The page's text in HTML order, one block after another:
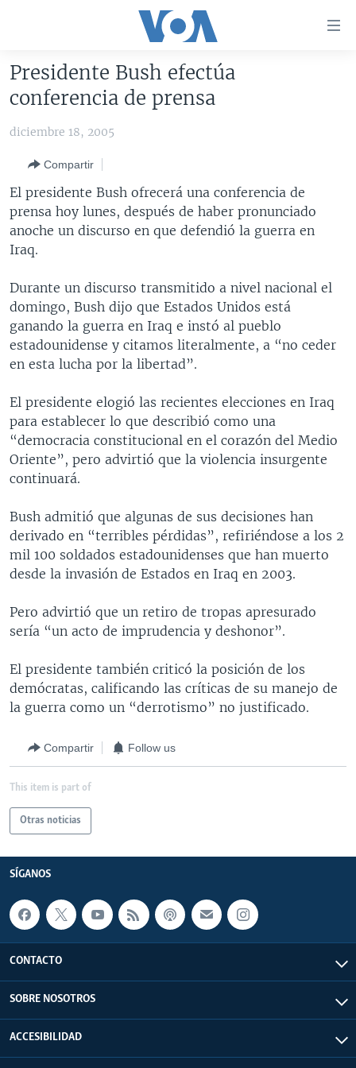
accesibilidad
al
contenido
Salte
navegador
principal
Salte
AMÉRICA DEL NORTE
HAITÍ
ELECCIONES EEUU
VOTO DIVIDIDO
VOA VERIFICA
VOA VERIFICA UCRANIA/RUSIA
VOA VERIFICA INMIGRACIÓN
VOA VERIFICA AMÉRICA LATINA
AMÉRICA LATINA
ARGENTINA
BOLIVIA
COLOMBIA
CHILE
PERÚ
ECUADOR
VENEZUELA
BRASIL
CHINA EN AMÉRICA LATINA
CENTROAMÉRICA
COSTA RICA
EL SALVADOR
GUATEMALA
HONDURAS
NICARAGUA
OTRAS SECCIONES
INMIGRACIÓN
LIBERTAD DE PRENSA
MUNDO
ECONOMÍA
ENTRETENIMIENTO Y CULTURA
TECNOLOGÍA
DEPORTES
CIENCIA Y SALUD
ESPECIALES DE LA VOA
LIBERTAD DE PRENSA
UCRANIA
MULTIMEDIA
VIDEOS
FOTOGRAFÍA
AUDIOS
PROGRAMAS TV
EL MUNDO AL DÍA
FORO INTERAMERICANO
VISIÓN 360
LAS CLAVES
PANORAMA
RADIO
AVANCE INFORMATIVO
AUDIONOTICIAS
BUENOS DÍAS AMÉRICA
ESTADOS UNIDOS AL DÍA
EL MUNDO AL DÍA [RADIO]
DEPORTIVO INTERNACIONAL
ENTRETENIMIENTO
DIRECT
DOCUMENTALES DE LA VOA
SÍGANOS
Presidente Bush efectúa
conferencia de prensa
diciembre 18, 2005
Compartir
El presidente Bush ofrecerá una conferencia de
prensa hoy lunes, después de haber pronunciado
anoche un discurso en que defendió la guerra en
Iraq.
Durante un discurso transmitido a nivel nacional el
domingo, Bush dijo que Estados Unidos está
ganando la guerra en Iraq e instó al pueblo
estadounidense y citamos literalmente, a “no ceder
en esta lucha por la libertad”.
El presidente elogió las recientes elecciones en Iraq
para establecer lo que describió como una
“democracia constitucional en el corazón del Medio
Oriente”, pero advirtió que la violencia insurgente
continuará.
Bush admitió que algunas de sus decisiones han
derivado en “terribles pérdidas”, refiriéndose a los 2
mil 100 soldados estadounidenses que han muerto
desde la invasión de Estados en Iraq en 2003.
Pero advirtió que un retiro de tropas apresurado
sería “un acto de imprudencia y deshonor”.
El presidente también criticó la posición de los
demócratas, calificando las críticas de su manejo de
la guerra como un “derrotismo” no justificado.
Compartir Follow us
This item is part of
Otras noticias
SÍGANOS
CONTACTO
SOBRE NOSOTROS
ACCESIBILIDAD